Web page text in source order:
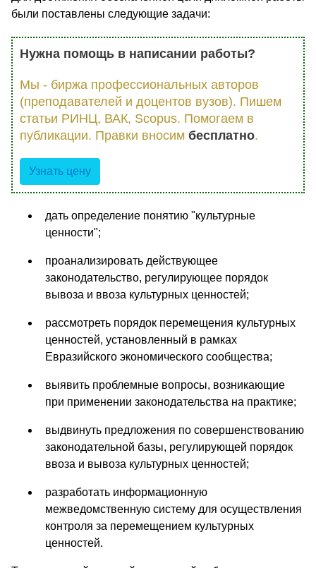
были поставлены следующие задачи:
Нужна помощь в написании работы?
Мы - биржа профессиональных авторов
(преподавателей и доцентов вузов). Пишем
статьи РИНЦ, ВАК, Scopus. Помогаем в
публикации. Правки вносим бесплатно.
Узнать цену
дать определение понятию "культурные
ценности";
проанализировать действующее
законодательство, регулирующее порядок
вывоза и ввоза культурных ценностей;
рассмотреть порядок перемещения культурных
ценностей, установленный в рамках
Евразийского экономического сообщества;
выявить проблемные вопросы, возникающие
при применении законодательства на практике;
выдвинуть предложения по совершенствованию
законодательной базы, регулирующей порядок
ввоза и вывоза культурных ценностей;
разработать информационную
межведомственную систему для осуществления
контроля за перемещением культурных
ценностей.